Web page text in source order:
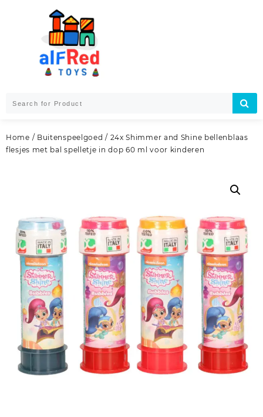
Home / Buitenspeelgoed / 24x Shimmer and Shine bellenblaas
flesjes met bal spelletje in dop 60 ml voor kinderen